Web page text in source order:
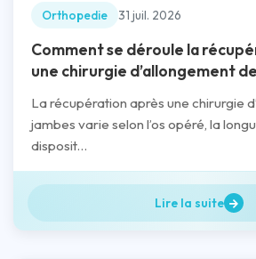
Orthopedie 31 juil. 2026
Comment se déroule la
une chirurgie d’allongement
La récupération après une chirurgie
jambes varie selon l’os opéré, la
disposit...
Lire la suite